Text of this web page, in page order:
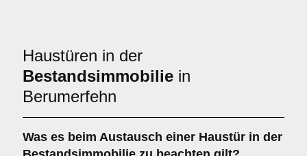
Haustüren in der
Bestandsimmobilie in
Berumerfehn
Was es beim Austausch einer Haustür in der